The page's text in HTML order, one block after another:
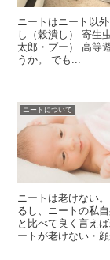
ニートはニート以
し（穀潰し） 寄生
太郎・プー） 高等
うか。 でも...
ニートについて
ニートは老けない
るし、ニートの私
と比べて良く言え
ートが老けない・